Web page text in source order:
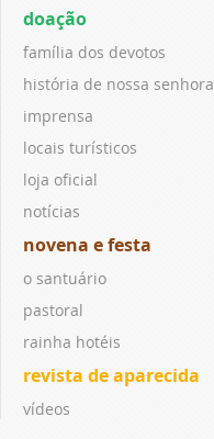
doação
família dos devotos
história de nossa senhora
imprensa
locais turísticos
loja oficial
notícias
novena e festa
o santuário
pastoral
rainha hotéis
revista de aparecida
vídeos